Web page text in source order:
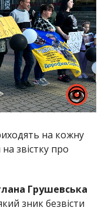
на кожну
звістку про
Грушевська
зник безвісти